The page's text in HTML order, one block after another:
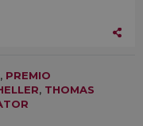
, PREMIO
, THOMAS